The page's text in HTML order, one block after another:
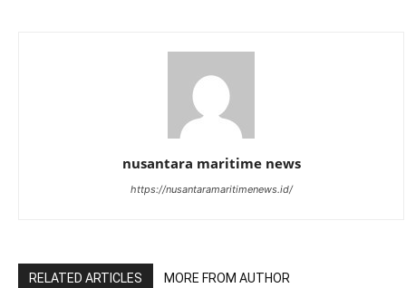
nusantara maritime news
https://nusantaramaritimenews.id/
RELATED ARTICLES MORE FROM AUTHOR